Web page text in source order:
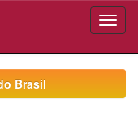
Brasil